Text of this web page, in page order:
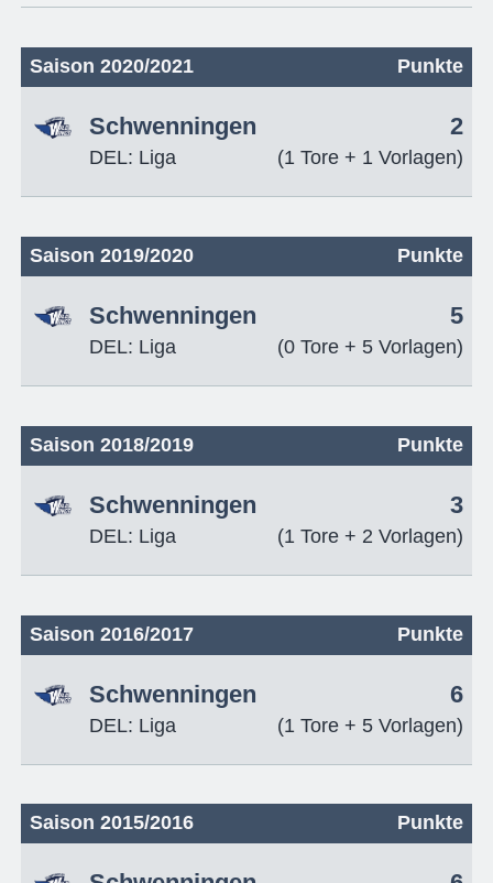
Saison 2020/2021 Punkte
Schwenningen
DEL: Liga
2
(1 Tore + 1 Vorlagen)
Saison 2019/2020 Punkte
Schwenningen
DEL: Liga
5
(0 Tore + 5 Vorlagen)
Saison 2018/2019 Punkte
Schwenningen
DEL: Liga
3
(1 Tore + 2 Vorlagen)
Saison 2016/2017 Punkte
Schwenningen
DEL: Liga
6
(1 Tore + 5 Vorlagen)
Saison 2015/2016 Punkte